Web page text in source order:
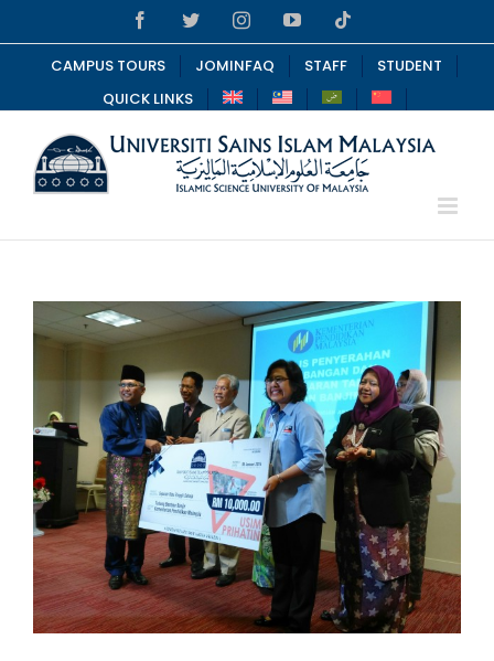
to
content
FacebookTwitterInstagramYouTube
CAMPUS TOURS JOMINFAQ STAFF
STUDENT
QUICK LINKS